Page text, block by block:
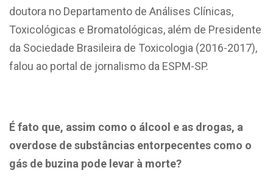
doutora no Departamento de Análises Clínicas,
Toxicológicas e Bromatológicas, além de Presidente
da Sociedade Brasileira de Toxicologia (2016-2017),
falou ao portal de jornalismo da ESPM-SP.
É fato que, assim como o álcool e as drogas, a
overdose de substâncias entorpecentes como o
gás de buzina pode levar à morte?